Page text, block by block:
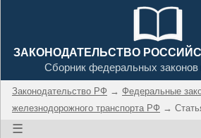
ЗАКОНОДАТЕЛЬСТВО
Сборник федеральных
Законодательство РФ → Федеральные
железнодорожного транспорта РФ →
☰